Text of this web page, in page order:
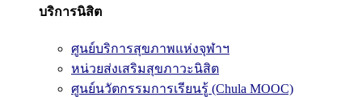
บริการนิสิต
ศูนย์บริการสุขภาพแห่งจุฬาฯ
หน่วยส่งเสริมสุขภาวะนิสิต
ศูนย์นวัตกรรมการเรียนรู้ (Chula MOOC)